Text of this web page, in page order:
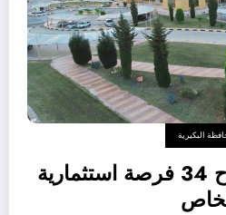
البكيرية
بلدية البكيرية تطرح 34 فرصة استثمارية